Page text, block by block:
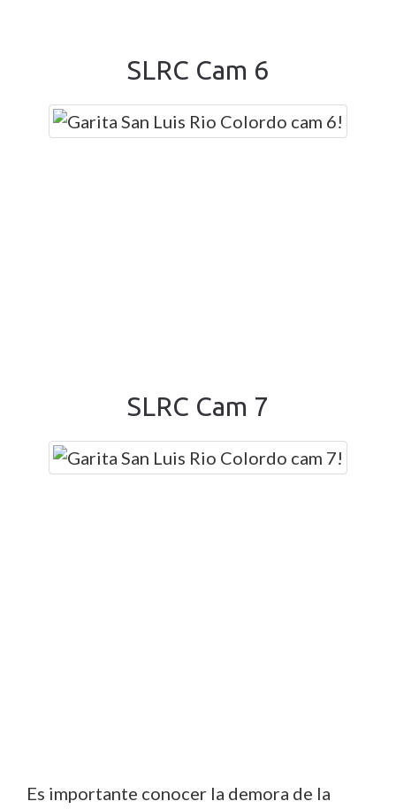
SLRC Cam 6
SLRC Cam 7
Es importante conocer la demora de la